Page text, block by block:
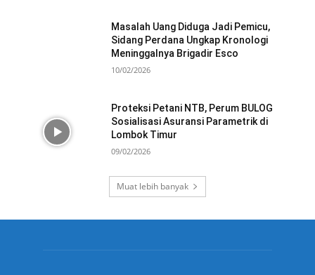
Masalah Uang Diduga Jadi Pemicu,
Sidang Perdana Ungkap Kronologi
Meninggalnya Brigadir Esco
10/02/2026
Proteksi Petani NTB, Perum BULOG
Sosialisasi Asuransi Parametrik di
Lombok Timur
09/02/2026
Muat lebih banyak